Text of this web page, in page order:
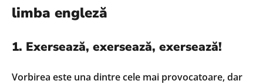
limba engleză
1. Exersează, exersează, exersează!
Vorbirea este una dintre cele mai provocatoare, dar